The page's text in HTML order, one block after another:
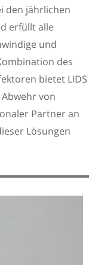
den jährlichen
erfüllt alle
und
des
bietet LIDS
von
Partner an
Lösungen